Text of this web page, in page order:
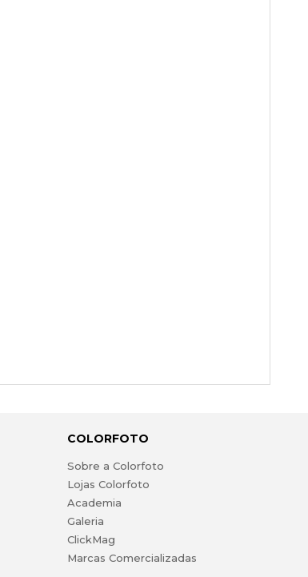
COLORFOTO
Sobre a Colorfoto
Lojas Colorfoto
Academia
Galeria
ClickMag
Marcas Comercializadas